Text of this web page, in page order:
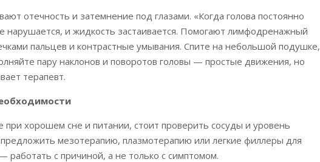
отечность и затемнение под глазами. «Когда голова постоянно
нарушается, и жидкость застаивается. Помогают лимфодренажный
пальцев и контрастные умывания. Спите на небольшой подушке,
пару наклонов и поворотов головы — простые движения, но
терапевт.
при хорошем сне и питании, стоит проверить сосуды и уровень
мезотерапию, плазмотерапию или легкие филлеры для
с причиной, а не только с симптомом.